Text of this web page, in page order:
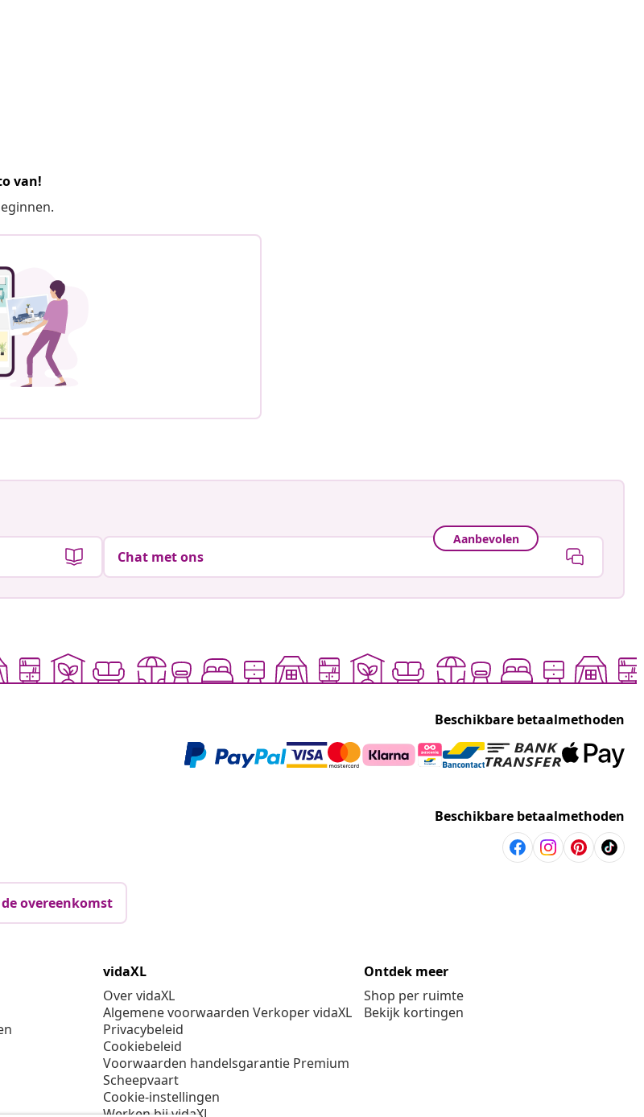
van!
Aanbevolen
Chat met ons
Beschikbare betaalmethoden
Beschikbare betaalmethoden
overeenkomst
vidaXL
Over vidaXL
Algemene voorwaarden Verkoper vidaXL
Privacybeleid
Cookiebeleid
Voorwaarden handelsgarantie Premium
Scheepvaart
Cookie-instellingen
Ontdek meer
Shop per ruimte
Bekijk kortingen